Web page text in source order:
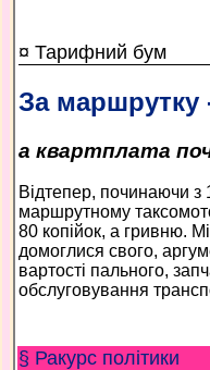
¤ Тарифний бум
За маршрутку
а квартплата
Відтепер, починаючи з
маршрутному
80 копійок, а гривню.
домоглися свого,
вартості пального,
обслуговування
§ Ракурс політики